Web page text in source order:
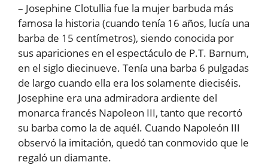
– Josephine Clotullia fue la mujer barbuda más
famosa la historia (cuando tenía 16 años, lucía una
barba de 15 centímetros), siendo conocida por
sus apariciones en el espectáculo de P.T. Barnum,
en el siglo diecinueve. Tenía una barba 6 pulgadas
de largo cuando ella era los solamente dieciséis.
Josephine era una admiradora ardiente del
monarca francés Napoleon III, tanto que recortó
su barba como la de aquél. Cuando Napoleón III
observó la imitación, quedó tan conmovido que le
regaló un diamante.